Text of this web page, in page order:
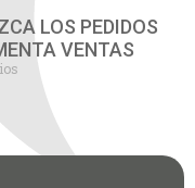
LOS PEDIDOS
VENTAS